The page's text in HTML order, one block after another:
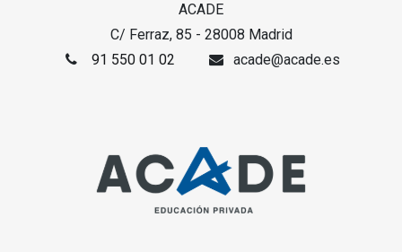
ACADE
C/ Ferraz, 85 - 28008 Madrid
91 550 01 02
acade@acade.es